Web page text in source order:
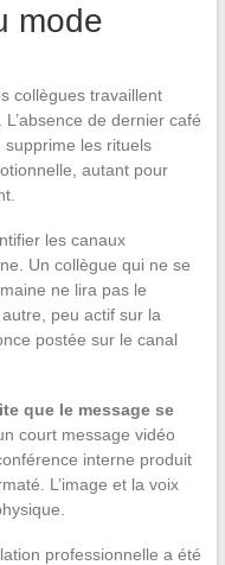
mode
collègues travaillent
de dernier café
les rituels
autant pour
les canaux
Un collègue qui ne se
ne lira pas le
peu actif sur la
postée sur le canal
que le message se
court message vidéo
interne produit
L’image et la voix
professionnelle a été